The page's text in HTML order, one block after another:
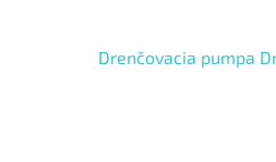
Drenčovacia pumpa